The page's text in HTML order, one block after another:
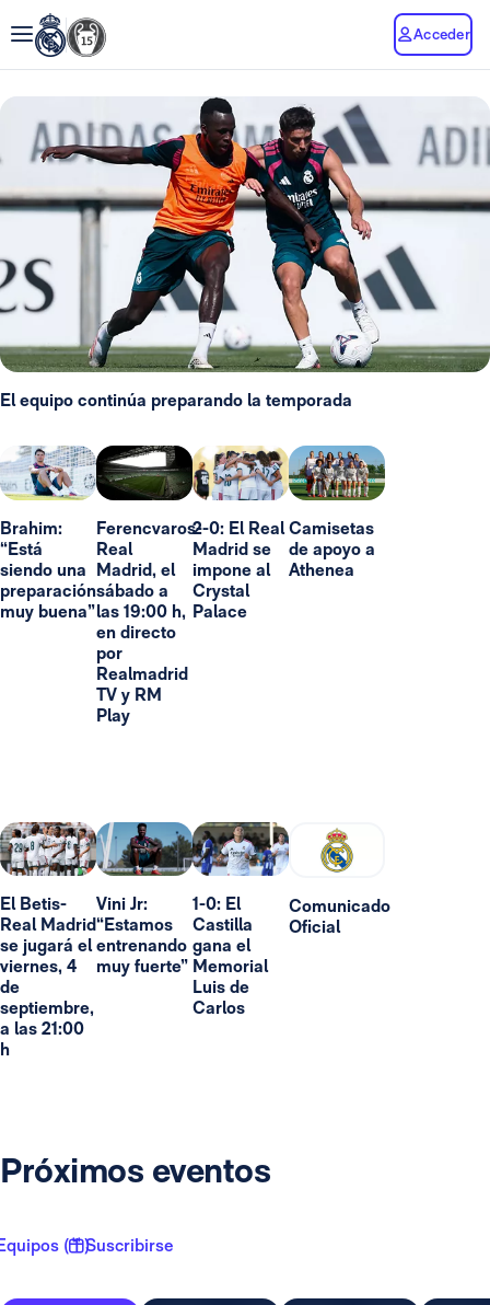
Acceder
El equipo continúa preparando la temporada
Brahim:
“Está
siendo una
preparación
muy buena”
Ferencvaros-
Real
Madrid, el
sábado a
las 19:00 h,
en directo
por
Realmadrid
TV y RM
Play
2-0: El Real
Madrid se
impone al
Crystal
Palace
Camisetas
de apoyo a
Athenea
El Betis-
Real Madrid
se jugará el
viernes, 4
de
septiembre,
a las 21:00
h
Vini Jr:
“Estamos
entrenando
muy fuerte”
1-0: El
Castilla
gana el
Memorial
Luis de
Carlos
Comunicado
Oficial
Próximos eventos
( 1 )Suscribirse